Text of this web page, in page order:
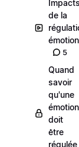
de la
5
Quand
savoir
qu'une
émotion
doit
être
régulée